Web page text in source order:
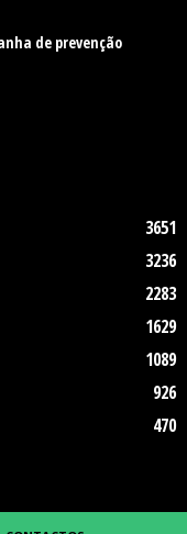
de prevenção
3651
3236
2283
1629
1089
926
470